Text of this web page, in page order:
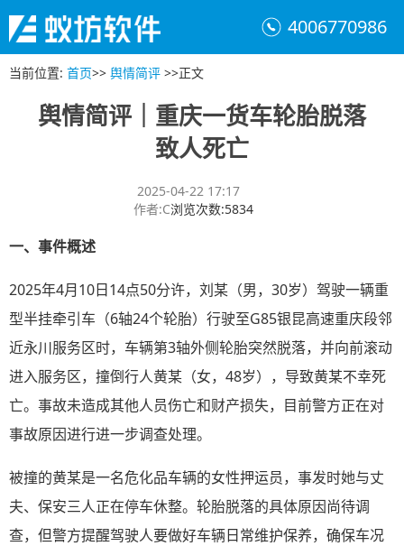
4006770986
当前位置: 首页>> 舆情简评 >>正文
舆情简评｜重庆一货车轮胎脱落
致人死亡
2025-04-22 17:17
作者:C浏览次数:5834
一、 事件概述
2025年4月10日14点50分许，刘某（男，30岁）驾驶一辆重
型半挂牵引车（6轴24个轮胎）行驶至G85银昆高速重庆段邻
近永川服务区时，车辆第3轴外侧轮胎突然脱落，并向前滚动
进入服务区，撞倒行人黄某（女，48岁），导致黄某不幸死
亡。事故未造成其他人员伤亡和财产损失，目前警方正在对
事故原因进行进一步调查处理。
被撞的黄某是一名危化品车辆的女性押运员，事发时她与丈
夫、保安三人正在停车休整。轮胎脱落的具体原因尚待调
查，但警方提醒驾驶人要做好车辆日常维护保养，确保车况